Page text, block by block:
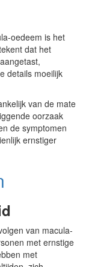
oedeem is het
dat het
details moeilijk
van de mate
oorzaak
de symptomen
ernstiger
van macula-
met ernstige
met